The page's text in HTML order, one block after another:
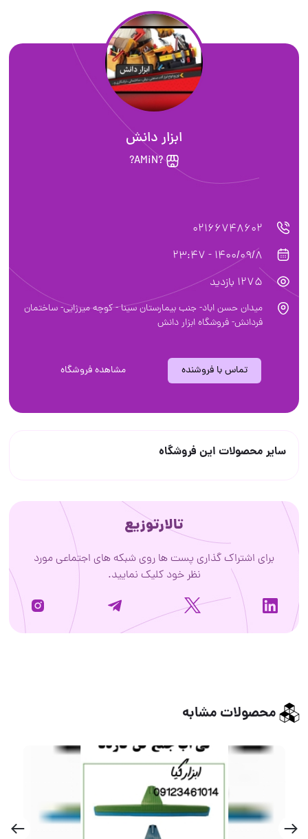
ابزار دانش
?AMiN?
02166748602
1400/09/8 - 23:47
1275 بازدید
میدان حسن اباد- جنب بیمارستان سینا - کوچه میرزایی- ساختمان
فردانش- فروشگاه ابزار دانش
تماس با فروشنده مشاهده فروشگاه
سایر محصولات این فروشگاه
تالارتوزیع
برای اشتراک گذاری پست ها روی شبکه های اجتماعی مورد
نظر خود کلیک نمایید.
محصولات مشابه